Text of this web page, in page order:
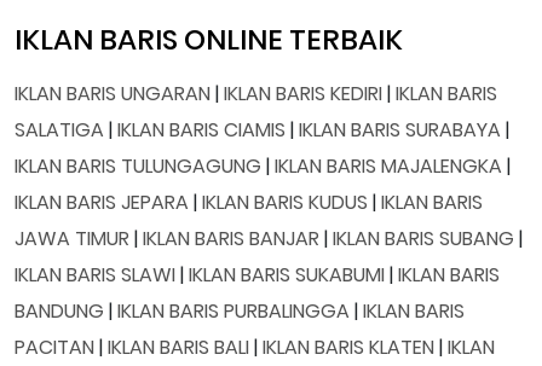
IKLAN BARIS ONLINE TERBAIK
IKLAN BARIS UNGARAN|IKLAN BARIS KEDIRI|IKLAN BARIS
SALATIGA |IKLAN BARIS CIAMIS |IKLAN BARIS SURABAYA |
IKLAN BARIS TULUNGAGUNG |IKLAN BARIS MAJALENGKA |
IKLAN BARIS JEPARA |IKLAN BARIS KUDUS |IKLAN BARIS
JAWA TIMUR |IKLAN BARIS BANJAR |IKLAN BARIS SUBANG |
IKLAN BARIS SLAWI|IKLAN BARIS SUKABUMI|IKLAN BARIS
BANDUNG |IKLAN BARIS PURBALINGGA |IKLAN BARIS
PACITAN|IKLAN BARIS BALI|IKLAN BARIS KLATEN|IKLAN